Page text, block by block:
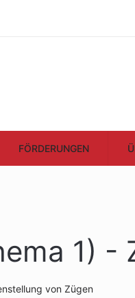
FÖRDERUNGEN
1) -
von Zügen